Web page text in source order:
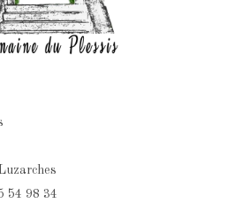
54 98 34